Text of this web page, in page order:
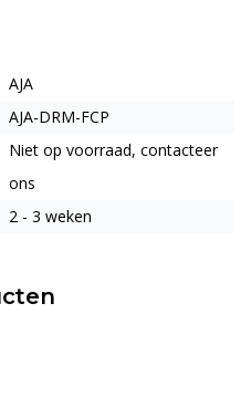
AJA
AJA-DRM-FCP
Niet op voorraad, contacteer
ons
2 - 3 weken